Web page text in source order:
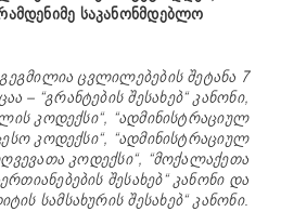
საკანონმდებლო
ცვლილებების შეტანა 7
– “გრანტების შესახებ“ კანონი,
კოდექსი“, “ადმინისტრაციულ
კოდექსი“, “ადმინისტრაციულ
კოდექსი“, “მოქალაქეთა
შესახებ“ კანონი და
სამსახურის შესახებ“ კანონი.